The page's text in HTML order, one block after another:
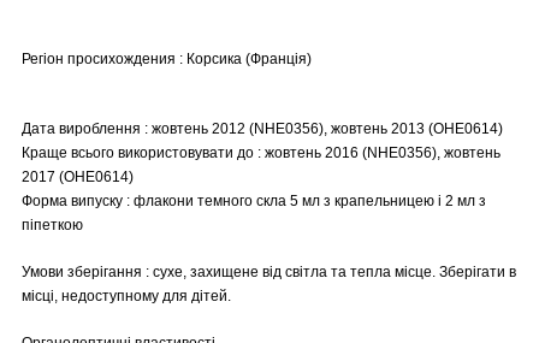
Регіон просихождения : Корсика (Франція)
Дата вироблення : жовтень 2012 (NHE0356), жовтень 2013 (OHE0614)
Краще всього використовувати до : жовтень 2016 (NHE0356), жовтень
2017 (OHE0614)
Форма випуску : флакони темного скла 5 мл з крапельницею і 2 мл з
піпеткою
Умови зберігання : сухе, захищене від світла та тепла місце. Зберігати в
місці, недоступному для дітей.